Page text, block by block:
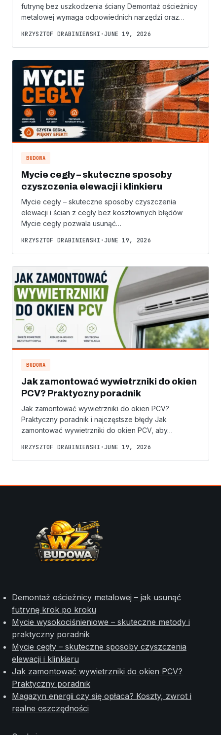
futrynę bez uszkodzenia ściany Demontaż ościeżnicy
metalowej wymaga odpowiednich narzędzi oraz…
KRZYSZTOF DRABINIEWSKI • JUNE 19, 2026
BUDOWA
Mycie cegły – skuteczne sposoby
czyszczenia elewacji i klinkieru
Mycie cegły – skuteczne sposoby czyszczenia
elewacji i ścian z cegły bez kosztownych błędów
Mycie cegły pozwala usunąć…
KRZYSZTOF DRABINIEWSKI • JUNE 19, 2026
BUDOWA
Jak zamontować wywietrzniki do okien
PCV? Praktyczny poradnik
Jak zamontować wywietrzniki do okien PCV?
Praktyczny poradnik i najczęstsze błędy Jak
zamontować wywietrzniki do okien PCV, aby…
KRZYSZTOF DRABINIEWSKI • JUNE 19, 2026
Demontaż ościeżnicy metalowej – jak usunąć
futrynę krok po kroku
Mycie wysokociśnieniowe – skuteczne metody i
praktyczny poradnik
Mycie cegły – skuteczne sposoby czyszczenia
elewacji i klinkieru
Jak zamontować wywietrzniki do okien PCV?
Praktyczny poradnik
Magazyn energii czy się opłaca? Koszty, zwrot i
realne oszczędności